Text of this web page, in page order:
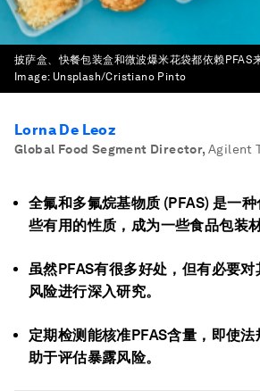
披萨盒、快餐包装盒和微波爆米花袋都依赖PFAS
Image: Unsplash/Cristiano Pinto
Lorna De Leoz
Global Food Segment Director, Agilent
全氟和多氟烷基物质 (PFAS) 是一
些有用的性质，成为一些食品包装
虽然PFAS有很多好处，但有必要
风险进行深入研究。
定期检测能核准PFAS含量，即使
助于评估暴露风险。